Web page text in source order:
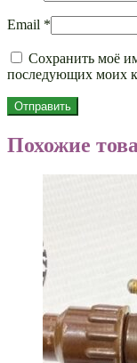
Email *
Сохранить моё
последующих моих
Похожие